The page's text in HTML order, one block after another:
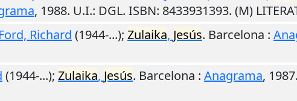
, 1988. U.I.: DGL. ISBN: 8433931393. (M)
Ford, Richard (1944-...); Zulaika, Jesús. Barcelona :
(1944-...); Zulaika, Jesús. Barcelona : Anagrama, 1987.